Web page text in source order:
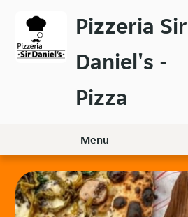
contenuto
principale
Pizzeria Sir
Daniel's -
Pizza
Menu